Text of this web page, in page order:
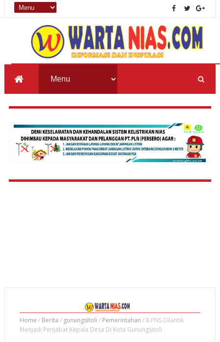
Home / Berita / gunungsitoli / Pemerintahan / 8 PNS Dilantik
Menjadi Penjabat Kepala Desa Di Kota Gunungsitoli